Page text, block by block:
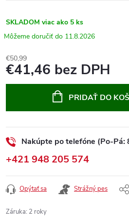
SKLADOM viac ako 5 ks
11.8.2026
€50,99
€41,46 bez DPH
PRIDAŤ DO
Nakúpte po telefóne (Po-Pá:
+421 948 205 574
Opýtať sa Strážný pes
Záruka: 2 roky